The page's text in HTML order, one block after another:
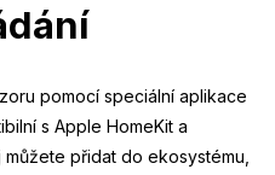
pomocí speciální aplikace
s Apple HomeKit a
přidat do ekosystému,